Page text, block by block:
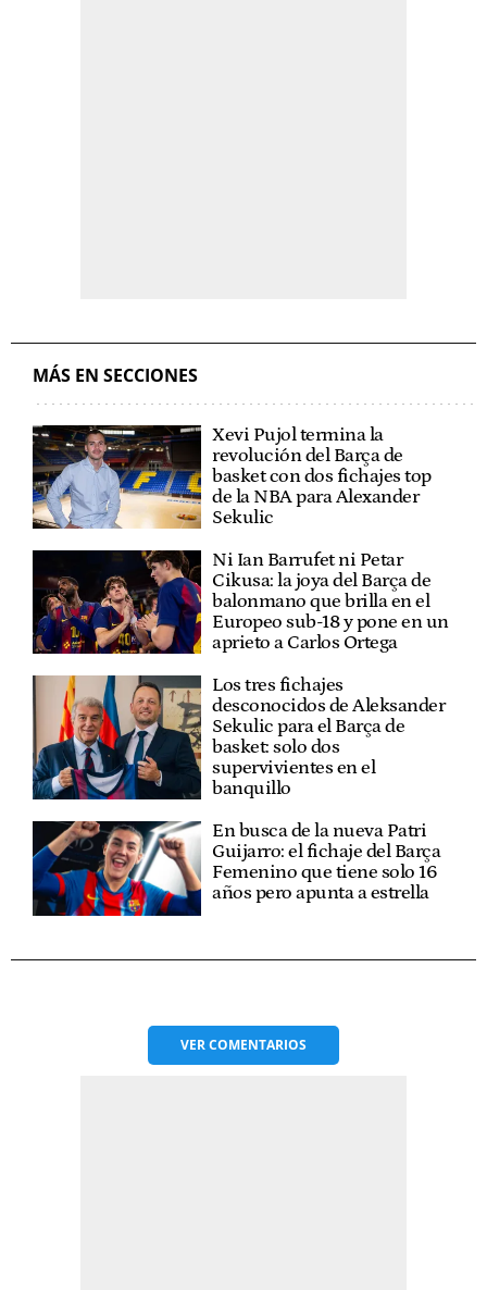
MÁS EN SECCIONES
Xevi Pujol termina la
revolución del Barça de
basket con dos fichajes top
de la NBA para Alexander
Sekulic
Ni Ian Barrufet ni Petar
Cikusa: la joya del Barça de
balonmano que brilla en el
Europeo sub-18 y pone en un
aprieto a Carlos Ortega
Los tres fichajes
desconocidos de Aleksander
Sekulic para el Barça de
basket: solo dos
supervivientes en el
banquillo
En busca de la nueva Patri
Guijarro: el fichaje del Barça
Femenino que tiene solo 16
años pero apunta a estrella
VERCOMENTARIOS